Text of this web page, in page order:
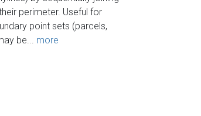
perimeter. Useful for
point sets (parcels,
be... more